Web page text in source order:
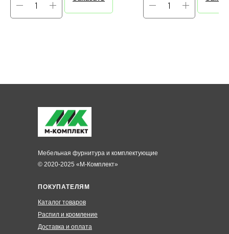
ПОКУПАТЕЛЯМ
Каталог товаров
Распил и кромление
Доставка и оплата
© 2020-2025 «М-Комплект»
Мебельная фурнитура и комплектующие